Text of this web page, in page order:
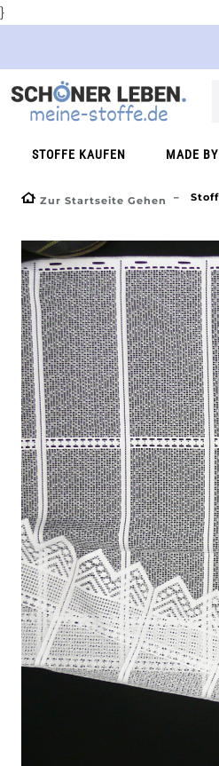
}
STOFFE KAUFEN MADE
Zur Startseite Gehen